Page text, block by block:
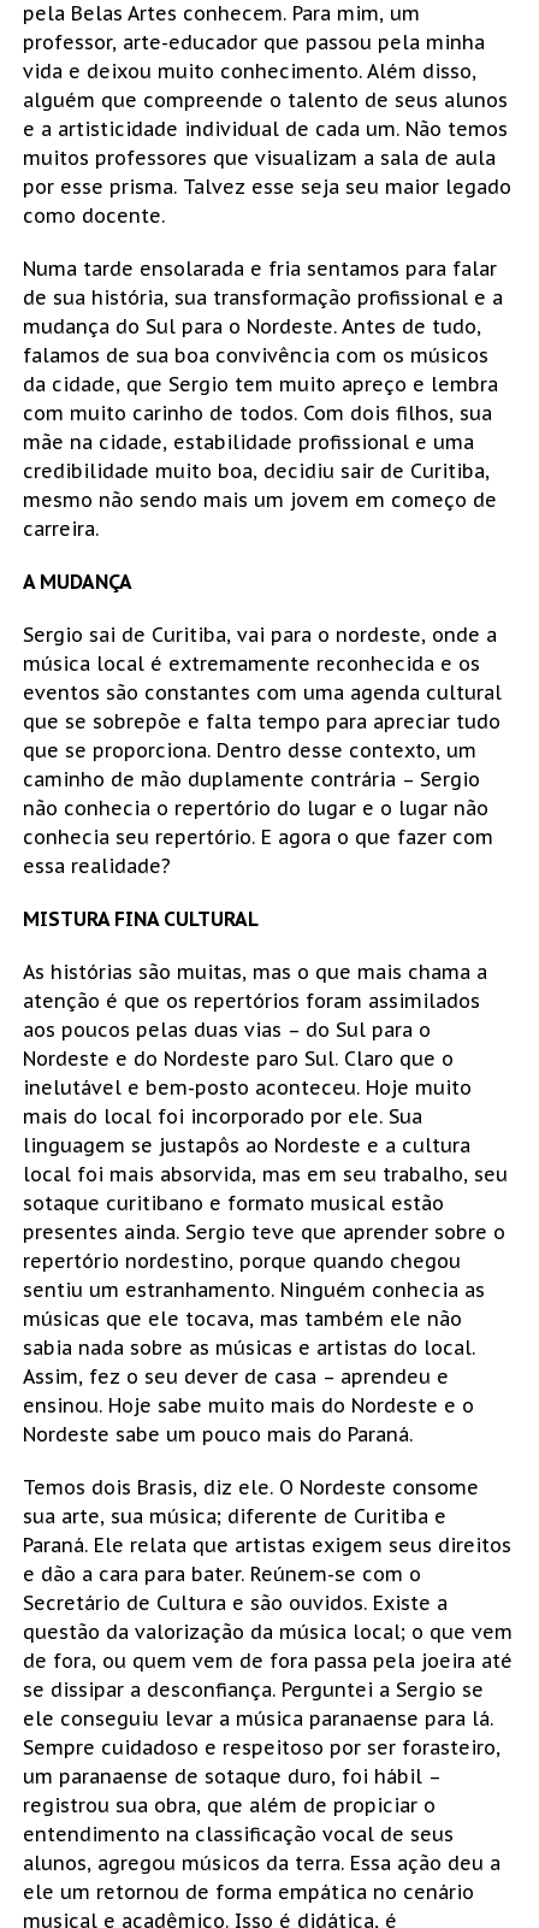
pela Belas Artes conhecem. Para mim, um
professor, arte-educador que passou pela minha
vida e deixou muito conhecimento. Além disso,
alguém que compreende o talento de seus alunos
e a artisticidade individual de cada um. Não temos
muitos professores que visualizam a sala de aula
por esse prisma. Talvez esse seja seu maior legado
como docente.
Numa tarde ensolarada e fria sentamos para falar
de sua história, sua transformação profissional e a
mudança do Sul para o Nordeste. Antes de tudo,
falamos de sua boa convivência com os músicos
da cidade, que Sergio tem muito apreço e lembra
com muito carinho de todos. Com dois filhos, sua
mãe na cidade, estabilidade profissional e uma
credibilidade muito boa, decidiu sair de Curitiba,
mesmo não sendo mais um jovem em começo de
carreira.
A MUDANÇA
Sergio sai de Curitiba, vai para o nordeste, onde a
música local é extremamente reconhecida e os
eventos são constantes com uma agenda cultural
que se sobrepõe e falta tempo para apreciar tudo
que se proporciona. Dentro desse contexto, um
caminho de mão duplamente contrária – Sergio
não conhecia o repertório do lugar e o lugar não
conhecia seu repertório. E agora o que fazer com
essa realidade?
MISTURA FINA CULTURAL
As histórias são muitas, mas o que mais chama a
atenção é que os repertórios foram assimilados
aos poucos pelas duas vias – do Sul para o
Nordeste e do Nordeste paro Sul. Claro que o
inelutável e bem-posto aconteceu. Hoje muito
mais do local foi incorporado por ele. Sua
linguagem se justapôs ao Nordeste e a cultura
local foi mais absorvida, mas em seu trabalho, seu
sotaque curitibano e formato musical estão
presentes ainda. Sergio teve que aprender sobre o
repertório nordestino, porque quando chegou
sentiu um estranhamento. Ninguém conhecia as
músicas que ele tocava, mas também ele não
sabia nada sobre as músicas e artistas do local.
Assim, fez o seu dever de casa – aprendeu e
ensinou. Hoje sabe muito mais do Nordeste e o
Nordeste sabe um pouco mais do Paraná.
Temos dois Brasis, diz ele. O Nordeste consome
sua arte, sua música; diferente de Curitiba e
Paraná. Ele relata que artistas exigem seus direitos
e dão a cara para bater. Reúnem-se com o
Secretário de Cultura e são ouvidos. Existe a
questão da valorização da música local; o que vem
de fora, ou quem vem de fora passa pela joeira até
se dissipar a desconfiança. Perguntei a Sergio se
ele conseguiu levar a música paranaense para lá.
Sempre cuidadoso e respeitoso por ser forasteiro,
um paranaense de sotaque duro, foi hábil –
registrou sua obra, que além de propiciar o
entendimento na classificação vocal de seus
alunos, agregou músicos da terra. Essa ação deu a
ele um retornou de forma empática no cenário
musical e acadêmico. Isso é didática, é